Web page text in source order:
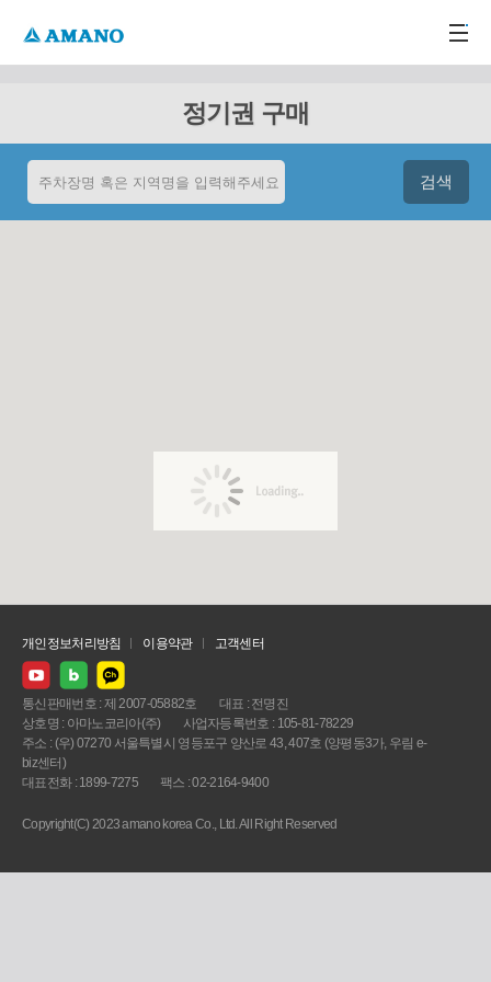
정기권 구매
개인정보처리방침 이용약관 고객센터
통신판매번호 : 제 2007-05882호
대표 : 전명진
상호명 : 아마노코리아(주)
사업자등록번호 : 105-81-78229
주소 : (우) 07270 서울특별시 영등포구 양산로 43, 407호 (양평동3가, 우림 e-
biz센터)
대표전화 : 1899-7275
팩스 : 02-2164-9400
Copyright(C) 2023 amano korea Co., Ltd. All Right Reserved